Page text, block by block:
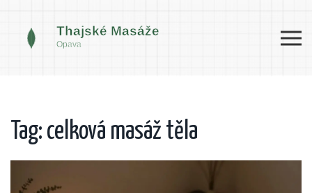
Tag: celková masáž těla